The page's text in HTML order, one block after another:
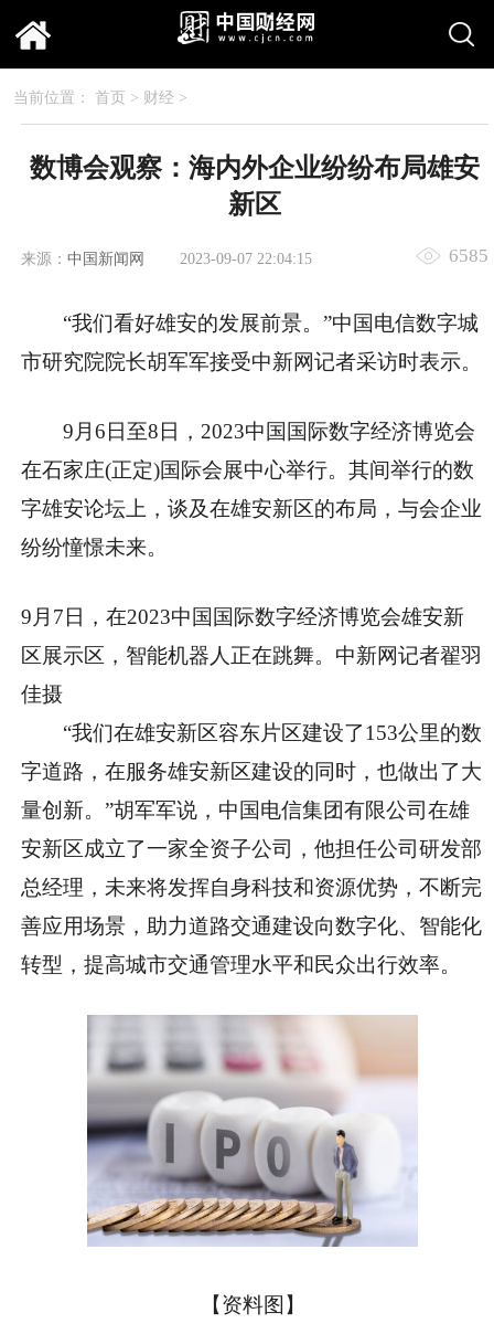
当前位置： 首页 > 财经>
数博会观察：海内外企业纷纷布局雄安
新区
来源： 中国新闻网 2023-09-07 22:04:15 6585
“我们看好雄安的发展前景。”中国电信数字城
市研究院院长胡军军接受中新网记者采访时表示。
9月6日至8日，2023中国国际数字经济博览会
在石家庄(正定)国际会展中心举行。其间举行的数
字雄安论坛上，谈及在雄安新区的布局，与会企业
纷纷憧憬未来。
9月7日，在2023中国国际数字经济博览会雄安新
区展示区，智能机器人正在跳舞。中新网记者翟羽
佳摄
“我们在雄安新区容东片区建设了153公里的数
字道路，在服务雄安新区建设的同时，也做出了大
量创新。”胡军军说，中国电信集团有限公司在雄
安新区成立了一家全资子公司，他担任公司研发部
总经理，未来将发挥自身科技和资源优势，不断完
善应用场景，助力道路交通建设向数字化、智能化
转型，提高城市交通管理水平和民众出行效率。
【资料图】